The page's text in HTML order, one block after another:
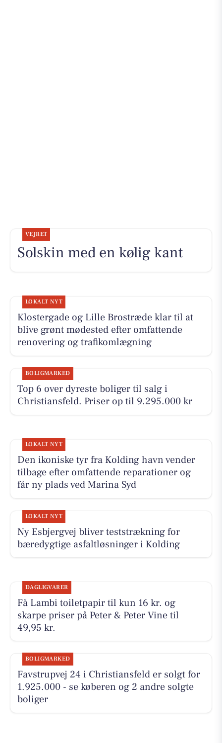
VEJRET
Solskin med en kølig kant
LOKALT NYT
Klostergade og Lille Brostræde klar til at
blive grønt mødested efter omfattende
renovering og trafikomlægning
BOLIGMARKED
Top 6 over dyreste boliger til salg i
Christiansfeld. Priser op til 9.295.000 kr
LOKALT NYT
Den ikoniske tyr fra Kolding havn vender
tilbage efter omfattende reparationer og
får ny plads ved Marina Syd
LOKALT NYT
Ny Esbjergvej bliver teststrækning for
bæredygtige asfaltløsninger i Kolding
DAGLIGVARER
Få Lambi toiletpapir til kun 16 kr. og
skarpe priser på Peter & Peter Vine til
49,95 kr.
BOLIGMARKED
Favstrupvej 24 i Christiansfeld er solgt for
1.925.000 - se køberen og 2 andre solgte
boliger